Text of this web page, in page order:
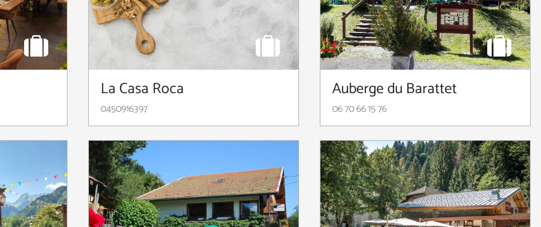
La Casa Roca
0450916397
Auberge du Barattet
06 70 66 15 76